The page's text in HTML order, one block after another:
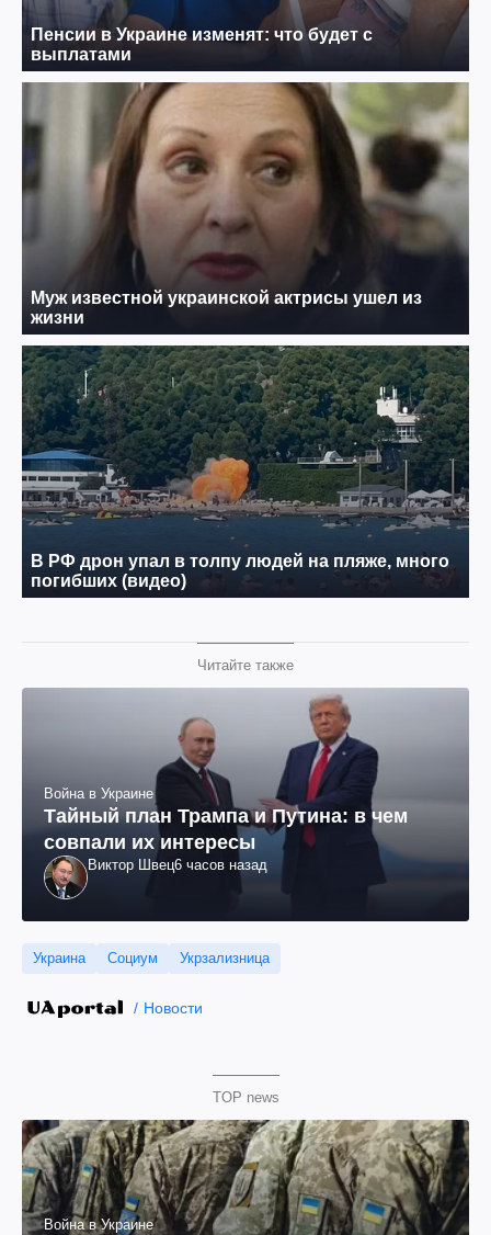
Читайте также
Война в Украине
Тайный план Трампа и Путина: в чем
совпали их интересы
Виктор Швец6 часов назад
Украина Социум Укрзализница
Новости
TOP news
Война в Украине